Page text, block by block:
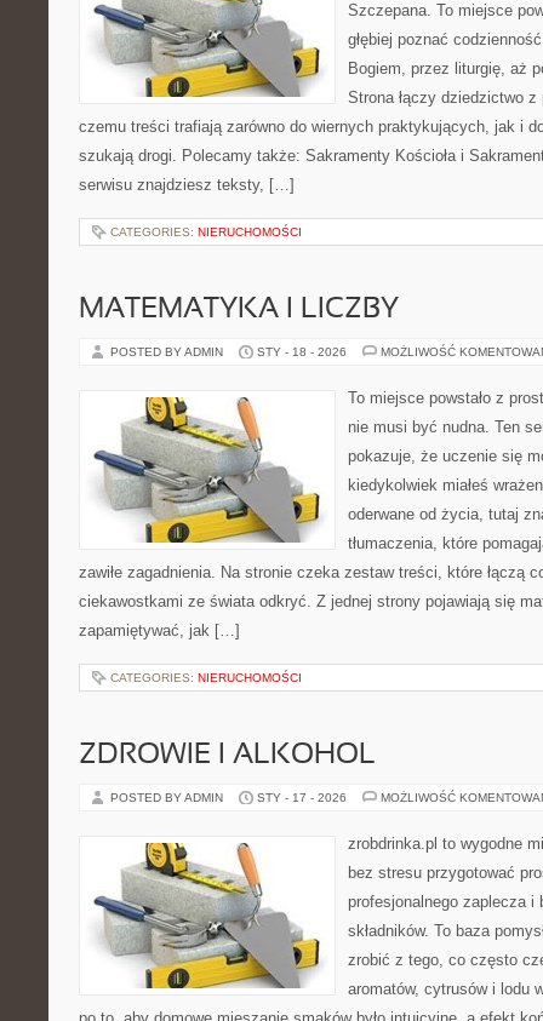
Szczepana. To miejsce
głębiej poznać
Bogiem, przez liturgię, aż
Strona łączy dziedzictwo
czemu treści trafiają zarówno do wiernych praktykujących, jak i
szukają drogi. Polecamy także: Sakramenty Kościoła i
serwisu znajdziesz teksty, […]
CATEGORIES: NIERUCHOMOŚCI
MATEMATYKA I LICZBY
POSTED BY ADMIN STY - 18 - 2026 MOŻLIWOŚĆ
To miejsce powstało z
nie musi być nudna. Ten
pokazuje, że uczenie się
kiedykolwiek miałeś
oderwane od życia, tutaj
tłumaczenia, które
zawiłe zagadnienia. Na stronie czeka zestaw treści, które łączą
ciekawostkami ze świata odkryć. Z jednej strony pojawiają się
zapamiętywać, jak […]
CATEGORIES: NIERUCHOMOŚCI
ZDROWIE I ALKOHOL
POSTED BY ADMIN STY - 17 - 2026 MOŻLIWOŚĆ
zrobdrinka.pl to wygodne
bez stresu przygotować
profesjonalnego zaplecza i
składników. To baza
zrobić z tego, co często
aromatów, cytrusów i lodu